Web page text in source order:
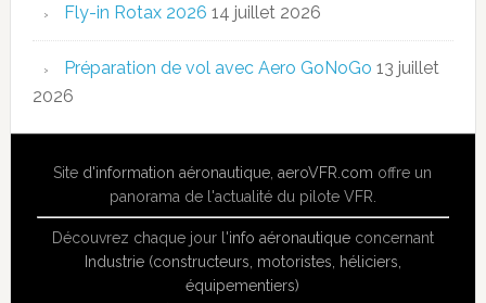
Fly-in Rotax 2026 14 juillet 2026
Préparation de vol avec Aero GoNoGo 13 juillet
2026
Site d'information aéronautique ,aeroVFR.com offre un
panorama de l'actualité du pilote VFR.
Découvrez chaque jour l'info aéronautiqueconcernant
Industrie (constructeurs, motoristes, héliciers,
équipementiers)